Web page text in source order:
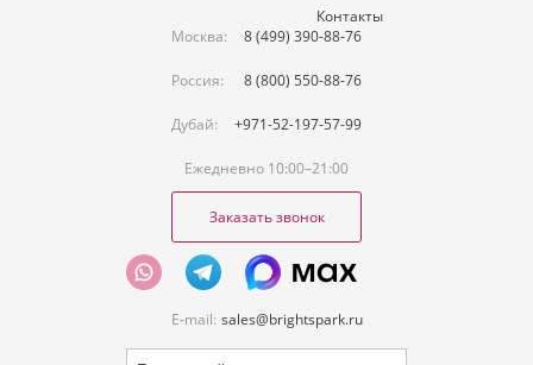
Контакты
Москва:
8 (499) 390-88-76
Россия: 8 (800) 550-88-76
Дубай: +971-52-197-57-99
Ежедневно 10:00–21:00
Заказать звонок
E-mail: sales@brightspark.ru